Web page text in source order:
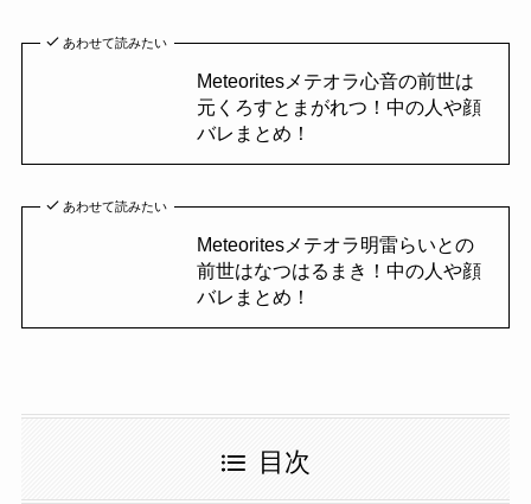
あわせて読みたい
Meteoritesメテオラ心音の前世は
元くろすとまがれつ！中の人や顔
バレまとめ！
あわせて読みたい
Meteoritesメテオラ明雷らいとの
前世はなつはるまき！中の人や顔
バレまとめ！
目次